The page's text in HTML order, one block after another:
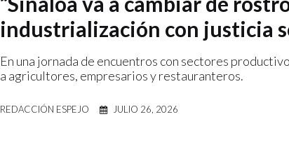
industrialización con justicia
En una jornada de encuentros con sectores
a agricultores, empresarios y restauranteros.
REDACCIÓN ESPEJO JULIO 26, 2026